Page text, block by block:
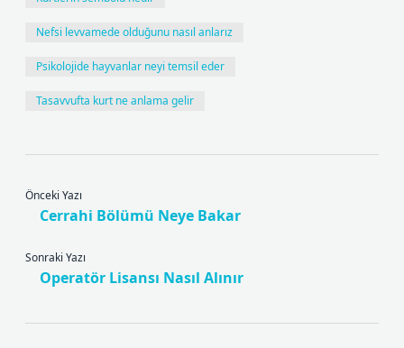
Nefsi levvamede olduğunu nasıl anlarız
Psikolojide hayvanlar neyi temsil eder
Tasavvufta kurt ne anlama gelir
Önceki Yazı
Cerrahi Bölümü Neye Bakar
Sonraki Yazı
Operatör Lisansı Nasıl Alınır